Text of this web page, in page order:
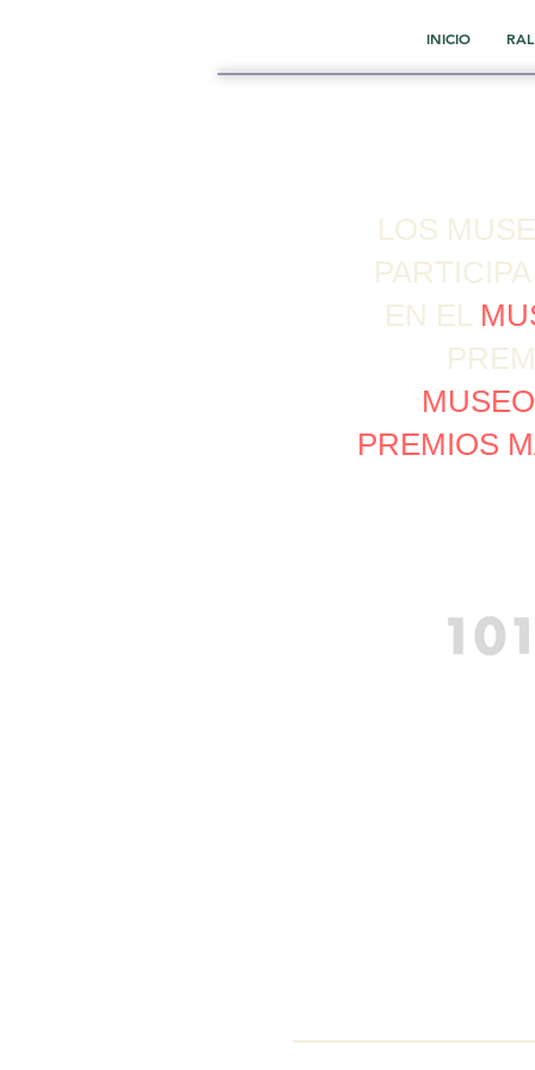
INICIO
LOS
EN EL
PREMIOS